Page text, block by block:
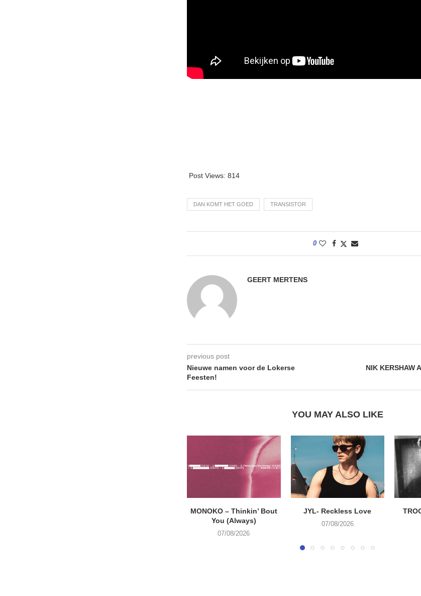
Post Views: 814
DAN KOMT HET GOED TRANSISTOR
0
GEERT MERTENS
previous post
Nieuwe namen voor de Lokerse
Feesten!
NIK KERSHAW
YOU MAY ALSO LIKE
MONOKO – Thinkin’ Bout
You (Always)
07/08/2026
JYL- Reckless Love
07/08/2026